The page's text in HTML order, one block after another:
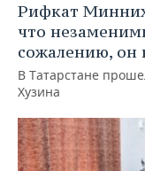
Рифкат
что
сожалению, он
В Татарстане
Хузина